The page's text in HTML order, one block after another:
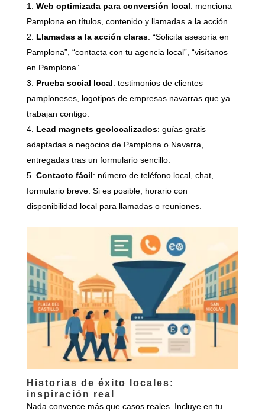
Web optimizada para conversión local: menciona
Pamplona en títulos, contenido y llamadas a la acción.
Llamadas a la acción claras: “Solicita asesoría en
Pamplona”, “contacta con tu agencia local”, “visítanos
en Pamplona”.
Prueba social local: testimonios de clientes
pamploneses, logotipos de empresas navarras que ya
trabajan contigo.
Lead magnets geolocalizados: guías gratis
adaptadas a negocios de Pamplona o Navarra,
entregadas tras un formulario sencillo.
Contacto fácil: número de teléfono local, chat,
formulario breve. Si es posible, horario con
disponibilidad local para llamadas o reuniones.
Historias de éxito locales:
inspiración real
Nada convence más que casos reales. Incluye en tu